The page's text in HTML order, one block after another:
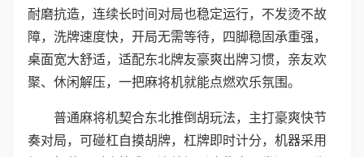
耐磨抗造，连续长时间对局也稳定运行，不发烫不故
障，洗牌速度快，开局无需等待，四脚稳固承重强，
桌面宽大舒适，适配东北牌友豪爽出牌习惯，亲友欢
聚、休闲解压，一把麻将机就能点燃欢乐氛围。
普通麻将机契合东北推倒胡玩法，主打豪爽快节
奏对局，可碰杠自摸胡牌，杠牌即时计分，机器采用